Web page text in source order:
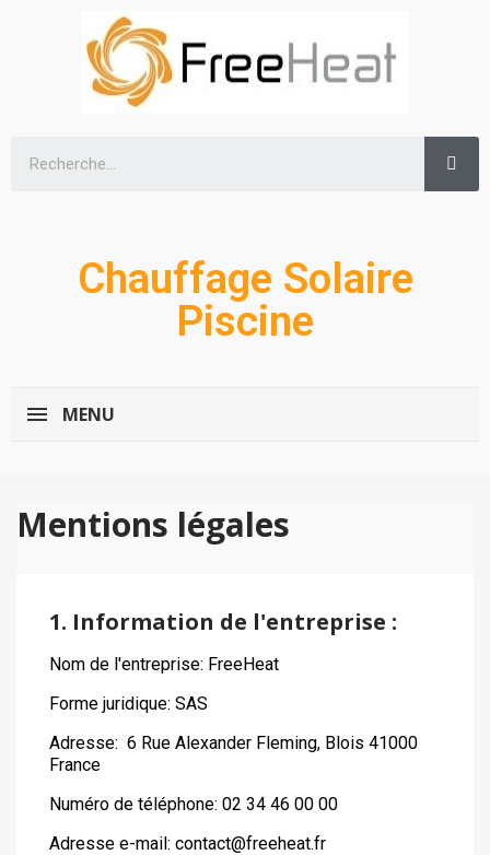
Chauffage Solaire
Piscine
MENU
Mentions légales
1. Information de l'entreprise :
Nom de l'entreprise: FreeHeat
Forme juridique: SAS
Adresse: 6 Rue Alexander Fleming, Blois 41000
France
Numéro de téléphone: 02 34 46 00 00
Adresse e-mail: contact@freeheat.fr